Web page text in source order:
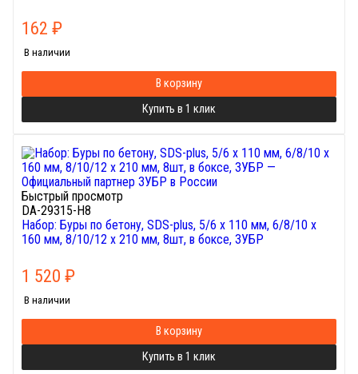
162 ₽
В наличии
В корзину
Купить в 1 клик
Быстрый просмотр
DA-29315-H8
Набор: Буры по бетону, SDS-plus, 5/6 х 110 мм, 6/8/10 х
160 мм, 8/10/12 х 210 мм, 8шт, в боксе, ЗУБР
1 520 ₽
В наличии
В корзину
Купить в 1 клик